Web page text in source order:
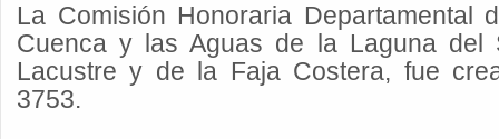
La Comisión Honoraria Departamental
Cuenca y las Aguas de la Laguna del
Lacustre y de la Faja Costera, fue
3753.